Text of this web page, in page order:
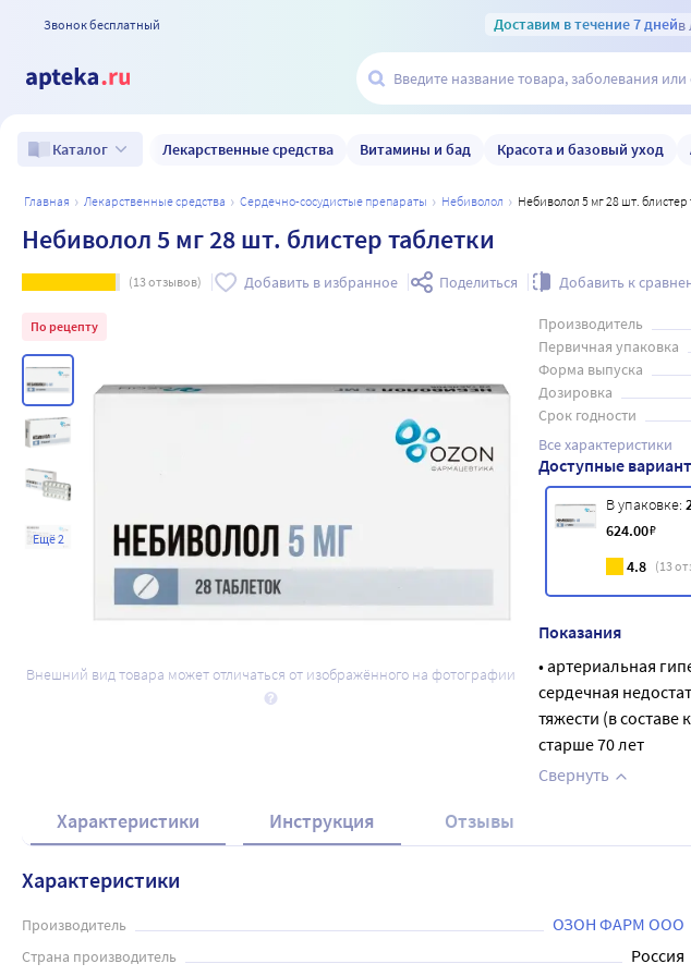
Звонок бесплатный Доставим в течение 7 днейв
Каталог Лекарственные средства Витамины и бад Красота и базовый уход
главная лекарственные средства сердечно-сосудистые препараты небиволол Небиволол 5 мг 28 шт. блистер
Небиволол 5 мг 28 шт. блистер таблетки
(13отзывов) Добавить в избранное Поделиться Добавить к
По рецепту
Ещё 2
Внешний вид товара может отличаться от изображённого на фотографии
Производитель
Первичная упаковка
Форма выпуска
Дозировка
Срок годности
Все характеристики
Доступные
В упаковке:
624.00₽
4.8 (13
Показания
• артериальная
сердечная
тяжести (в
старше 70 лет
Свернуть
Характеристики Инструкция Отзывы
Характеристики
Производитель ОЗОН ФАРМ ООО
Страна производитель Россия